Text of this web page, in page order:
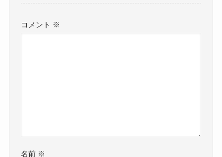
コメント ※
名前 ※